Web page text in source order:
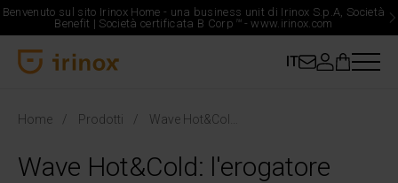
Benvenuto sul sito Irinox Home - una business unit di Irinox S.p.A, Società
Benefit | Società certificata B Corp ™-www.irinox.com
IT
Home Prodotti
Wave Hot&Cold: l'erogatore